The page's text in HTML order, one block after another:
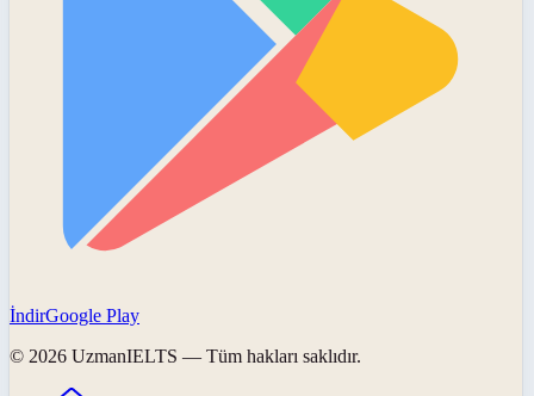
İndirGoogle Play
© 2026 UzmanIELTS — Tüm hakları saklıdır.